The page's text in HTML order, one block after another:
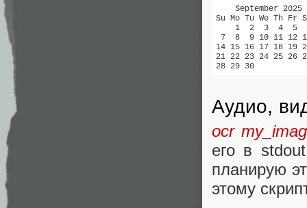
September 2025
Su Mo Tu We Th Fr
1  2  3  4  5
7  8  9 10 11 12
14 15 16 17 18 19
21 22 23 24 25 26
28 29 30
Аудио,
ocr
его в
планирую
этому